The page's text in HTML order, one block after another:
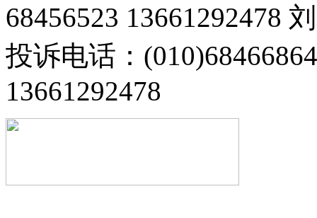
68456523 13661292478
投诉电话：
13661292478